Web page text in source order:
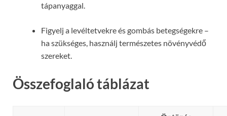
tápanyaggal.
Figyelj a levéltetvekre és gombás betegségekre –
ha szükséges, használj természetes növényvédő
szereket.
Összefoglaló táblázat